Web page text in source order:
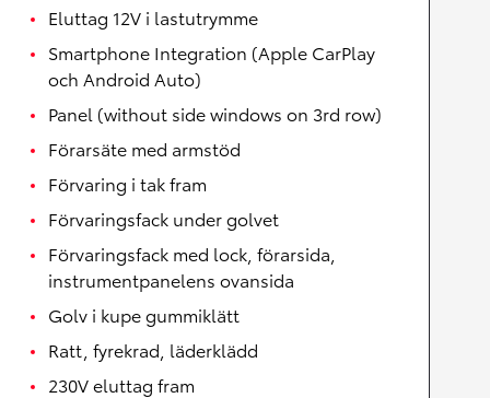
Eluttag 12V i lastutrymme
Smartphone Integration (Apple CarPlay
och Android Auto)
Panel (without side windows on 3rd row)
Förarsäte med armstöd
Förvaring i tak fram
Förvaringsfack under golvet
Förvaringsfack med lock, förarsida,
instrumentpanelens ovansida
Golv i kupe gummiklätt
Ratt, fyrekrad, läderklädd
230V eluttag fram